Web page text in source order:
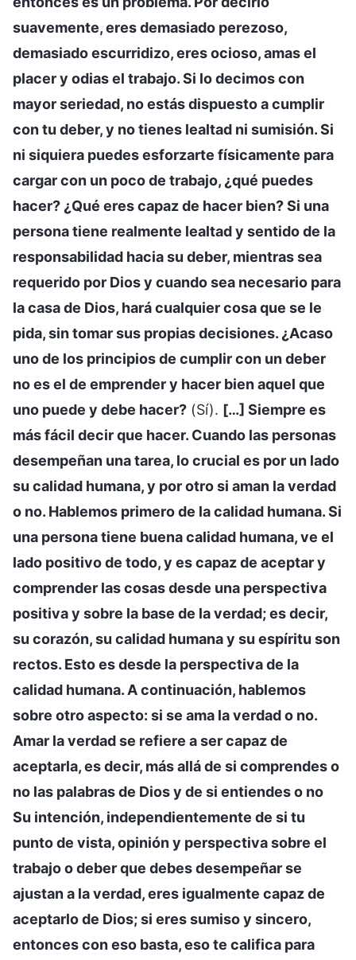
suavemente, eres demasiado perezoso,
demasiado escurridizo, eres ocioso, amas el
placer y odias el trabajo. Si lo decimos con
mayor seriedad, no estás dispuesto a cumplir
con tu deber, y no tienes lealtad ni sumisión. Si
ni siquiera puedes esforzarte físicamente para
cargar con un poco de trabajo, ¿qué puedes
hacer? ¿Qué eres capaz de hacer bien? Si una
persona tiene realmente lealtad y sentido de la
responsabilidad hacia su deber, mientras sea
requerido por Dios y cuando sea necesario para
la casa de Dios, hará cualquier cosa que se le
pida, sin tomar sus propias decisiones. ¿Acaso
uno de los principios de cumplir con un deber
no es el de emprender y hacer bien aquel que
uno puede y debe hacer? (Sí). […] Siempre es
más fácil decir que hacer. Cuando las personas
desempeñan una tarea, lo crucial es por un lado
su calidad humana, y por otro si aman la verdad
o no. Hablemos primero de la calidad humana. Si
una persona tiene buena calidad humana, ve el
lado positivo de todo, y es capaz de aceptar y
comprender las cosas desde una perspectiva
positiva y sobre la base de la verdad; es decir,
su corazón, su calidad humana y su espíritu son
rectos. Esto es desde la perspectiva de la
calidad humana. A continuación, hablemos
sobre otro aspecto: si se ama la verdad o no.
Amar la verdad se refiere a ser capaz de
aceptarla, es decir, más allá de si comprendes o
no las palabras de Dios y de si entiendes o no
Su intención, independientemente de si tu
punto de vista, opinión y perspectiva sobre el
trabajo o deber que debes desempeñar se
ajustan a la verdad, eres igualmente capaz de
aceptarlo de Dios; si eres sumiso y sincero,
entonces con eso basta, eso te califica para